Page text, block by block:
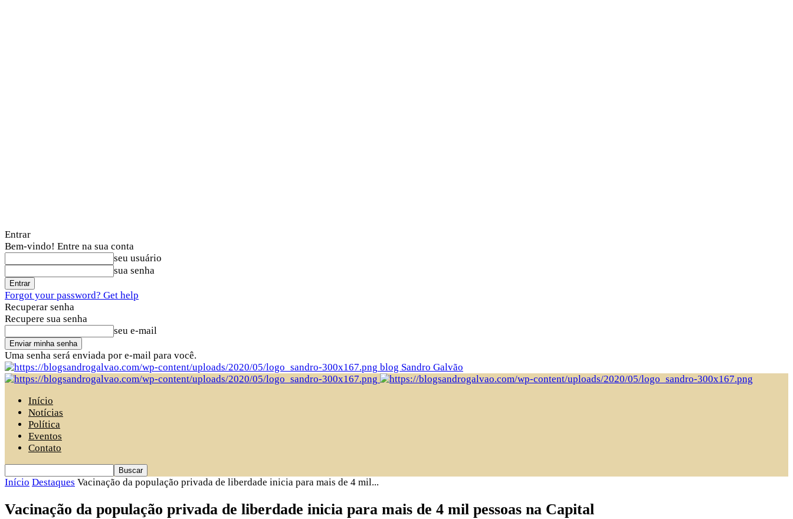
Entrar
Bem-vindo! Entre na sua conta
seu usuário
sua senha
Forgot your password? Get help
Recuperar senha
Recupere sua senha
seu e-mail
Uma senha será enviada por e-mail para você.
blog Sandro Galvão
Início
Notícias
Política
Eventos
Contato
Início Destaques Vacinação da população privada de liberdade inicia para mais de 4 mil...
Vacinação da população privada de liberdade inicia para mais de 4 mil pessoas na Capital